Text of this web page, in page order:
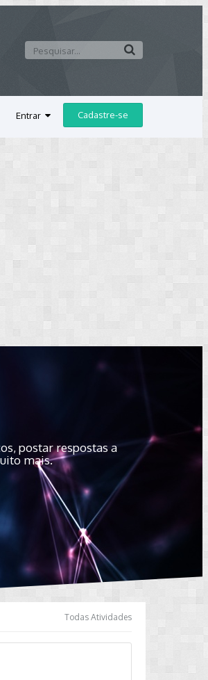
Entrar Cadastre-se
postar respostas a
mais.
Todas Atividades